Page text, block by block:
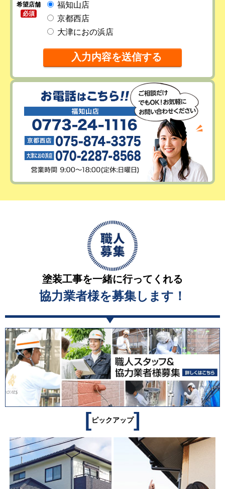
希望店舗
必須
福知山店
京都西店
大津におの浜店
塗装工事を一緒に行ってくれる
協力業者様を募集します！
[ピックアップ]